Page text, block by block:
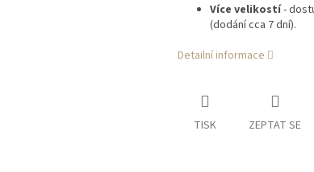
Více velikostí-
(dodání cca 7 dní).
Detailní informace
TISK ZEPTAT SE